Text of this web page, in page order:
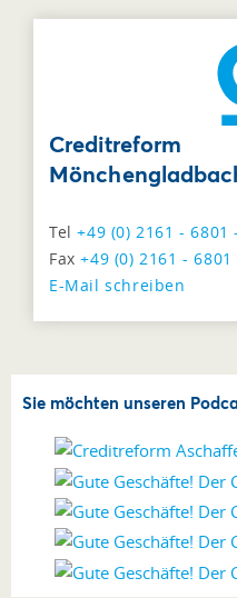
Creditreform
Tel+49 (0) 2161 - 6801
Fax+49 (0) 2161 - 6801
E-Mail schreiben
Sie möchten unseren